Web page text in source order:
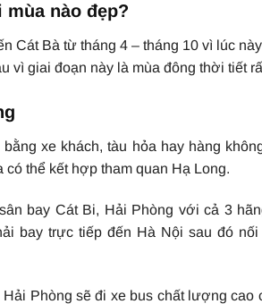
nào đẹp?
Cát Bà từ tháng 4 – tháng 10 vì lúc
vì giai đoạn này là mùa đông thời tiết
xe khách, tàu hỏa hay hàng
thể kết hợp tham quan Hạ Long.
bay Cát Bi, Hải Phòng với cả 3
bay trực tiếp đến Hà Nội sau đó
Phòng sẽ đi xe bus chất lượng cao